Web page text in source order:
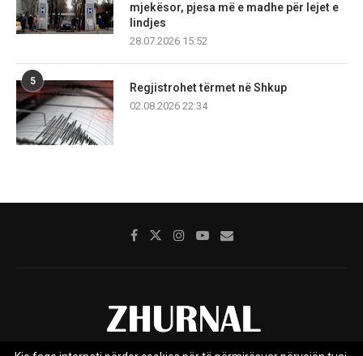
mjekësor, pjesa më e madhe për lejet e
lindjes
28.07.2026 15:52
5
Regjistrohet tërmet në Shkup
02.08.2026 22:34